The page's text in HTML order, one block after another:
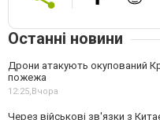
Останні новини
Дрони атакують окупований
пожежа
12:25,Вчора
Через військові зв'язки з